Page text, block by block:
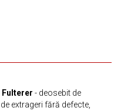
Fulterer - deosebit de
extrageri fără defecte,